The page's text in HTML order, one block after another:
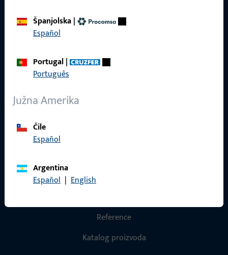
Španjolska|
Español
Portugal|
Português
Južna Amerika
Čile
Español
Argentina
Español | English
Reference
Katalog proizvoda